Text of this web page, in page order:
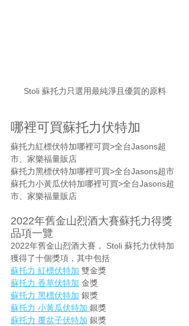
Stoli 蘇托力只選用最純淨且優質的原料
哪裡可買蘇托力伏特加
蘇托力紅標伏特加哪裡可買>全台Jasons超
市、家樂福量販店
蘇托力黑標伏特加哪裡可買>全台Jasons超市
蘇托力小黃瓜伏特加哪裡可買>全台Jasons超
市、家樂福量販店
2022年舊金山烈酒大賽蘇托力得獎
品項一覽
2022年舊金山烈酒大賽， Stoli 蘇托力伏特加
獲得了十個獎項，其中包括
蘇托力 紅標伏特加 雙金獎
蘇托力 香草伏特加 金獎
蘇托力 黑標伏特加 銀獎
蘇托力 小黃瓜伏特加 銀獎
蘇托力 覆盆子伏特加 銀獎